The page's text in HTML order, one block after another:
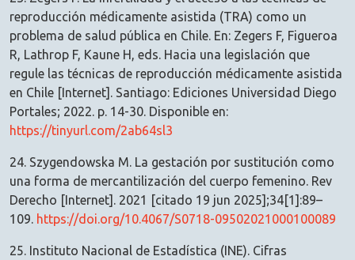
reproducción médicamente asistida (TRA) como un
problema de salud pública en Chile. En: Zegers F, Figueroa
R, Lathrop F, Kaune H, eds. Hacia una legislación que
regule las técnicas de reproducción médicamente asistida
en Chile [Internet]. Santiago: Ediciones Universidad Diego
Portales; 2022. p. 14-30. Disponible en:
https://tinyurl.com/2ab64sl3
24. Szygendowska M. La gestación por sustitución como
una forma de mercantilización del cuerpo femenino. Rev
Derecho [Internet]. 2021 [citado 19 jun 2025];34[1]:89–
109. https://doi.org/10.4067/S0718-09502021000100089
25. Instituto Nacional de Estadística (INE). Cifras